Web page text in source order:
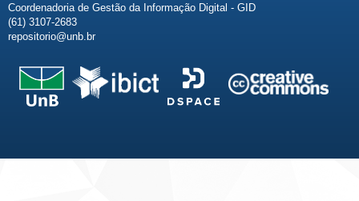
Coordenadoria de Gestão da Informação Digital - GID
(61) 3107-2683
repositorio@unb.br